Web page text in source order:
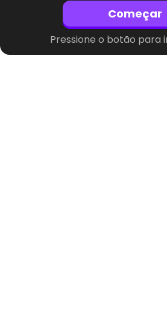
Começar
Pressione o botão para